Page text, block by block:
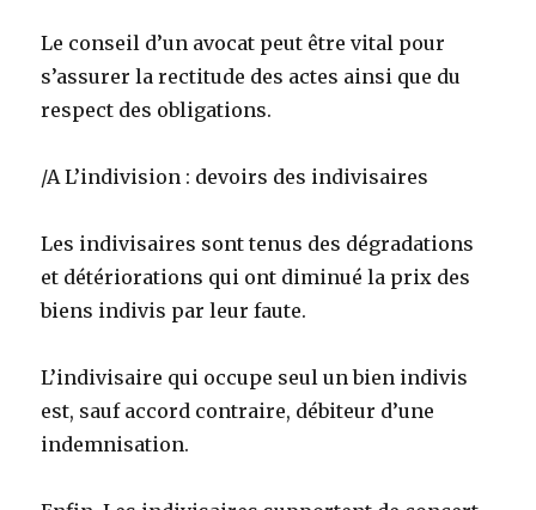
Le conseil d’un avocat peut être vital pour
s’assurer la rectitude des actes ainsi que du
respect des obligations.
/A L’indivision : devoirs des indivisaires
Les indivisaires sont tenus des dégradations
et détériorations qui ont diminué la prix des
biens indivis par leur faute.
L’indivisaire qui occupe seul un bien indivis
est, sauf accord contraire, débiteur d’une
indemnisation.